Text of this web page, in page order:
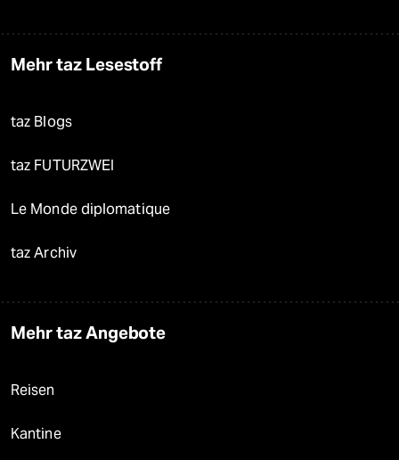
Mehr taz Lesestoff
taz Blogs
taz FUTURZWEI
Le Monde diplomatique
taz Archiv
Mehr taz Angebote
Reisen
Kantine